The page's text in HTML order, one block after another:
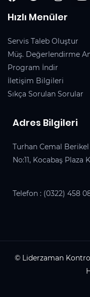
Hızlı Menüler
Servis Taleb Oluştur
Müş. Değerlendirme
Program İndir
İletişim Bilgileri
Sıkça Sorulan Sorular
Adres Bilgileri
Turhan Cemal
No:11, Kocabaş Plaza
Telefon : (0322) 458 08
© Liderzaman